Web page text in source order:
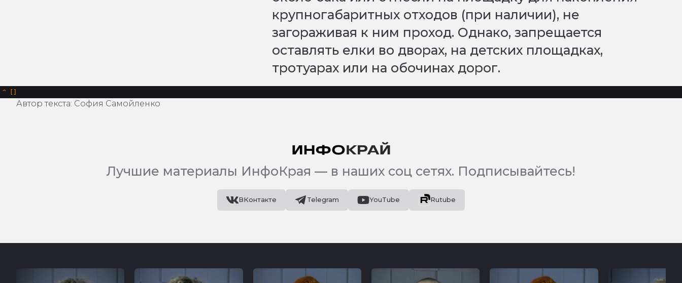
крупногабаритных отходов (при наличии), не
загораживая к ним проход. Однако, запрещается
оставлять елки во дворах, на детских площадках,
тротуарах или на обочинах дорог.
^
Автор текста: София Самойленко
Лучшие материалы ИнфоКрая — в наших соц сетях. Подписывайтесь!
ВКонтакте Telegram YouTube Rutube